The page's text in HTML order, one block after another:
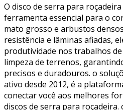
O disco de serra para
ferramenta essencial para o
mato grosso e arbustos
resistência e lâminas afiadas,
produtividade nos trabalhos
limpeza de terrenos,
precisos e duradouros. o
ativo desde 2012, é a
conectar você aos melhores
discos de serra para roçadeira.